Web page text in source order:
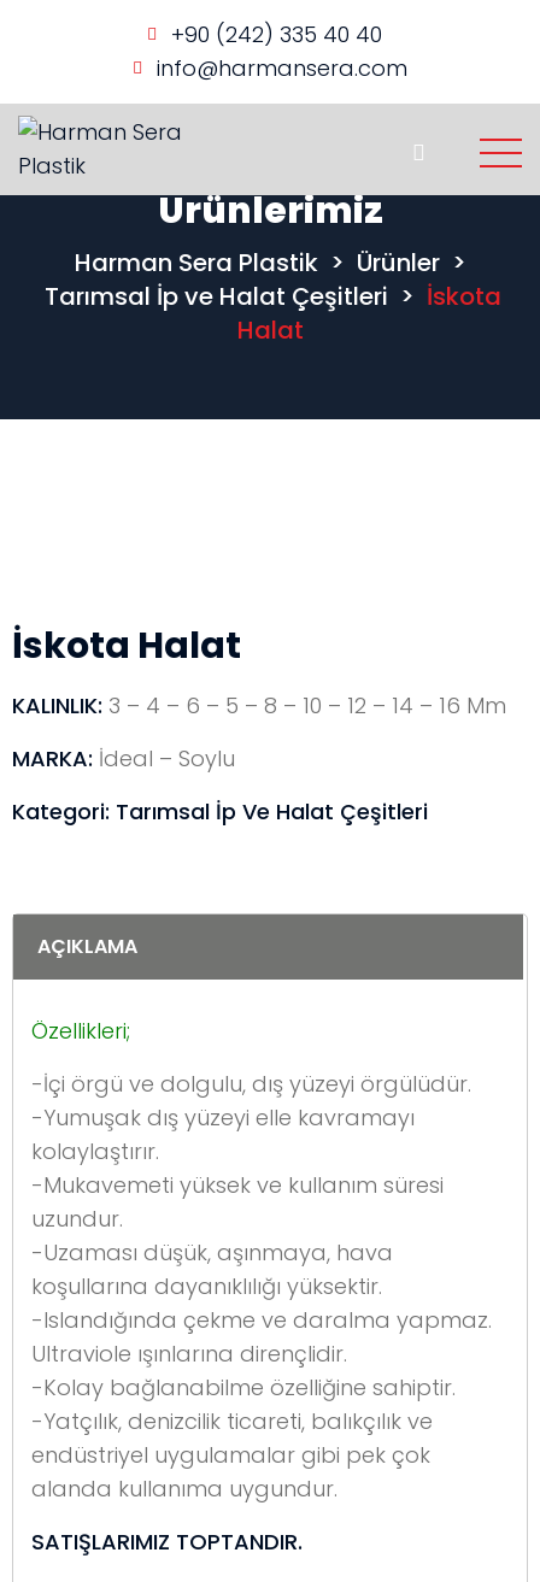
+90 (242) 335 40 40
info@harmansera.com
Ürünlerimiz
Harman Sera Plastik > Ürünler >
Tarımsal İp ve Halat Çeşitleri > İskota
Halat
İskota Halat
KALINLIK: 3 – 4 – 6 – 5 – 8 – 10 – 12 – 14 – 16 Mm
MARKA: İdeal – Soylu
Kategori: Tarımsal İp Ve Halat Çeşitleri
AÇIKLAMA
Özellikleri;
-İçi örgü ve dolgulu, dış yüzeyi örgülüdür.
-Yumuşak dış yüzeyi elle kavramayı
kolaylaştırır.
-Mukavemeti yüksek ve kullanım süresi
uzundur.
-Uzaması düşük, aşınmaya, hava
koşullarına dayanıklılığı yüksektir.
-Islandığında çekme ve daralma yapmaz.
Ultraviole ışınlarına dirençlidir.
-Kolay bağlanabilme özelliğine sahiptir.
-Yatçılık, denizcilik ticareti, balıkçılık ve
endüstriyel uygulamalar gibi pek çok
alanda kullanıma uygundur.
SATIŞLARIMIZ TOPTANDIR.